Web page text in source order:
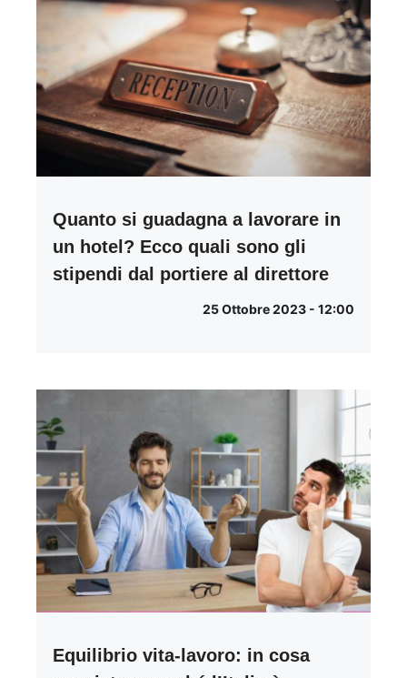
Quanto si guadagna a lavorare in
un hotel? Ecco quali sono gli
stipendi dal portiere al direttore
25 Ottobre 2023 - 12:00
Equilibrio vita-lavoro: in cosa